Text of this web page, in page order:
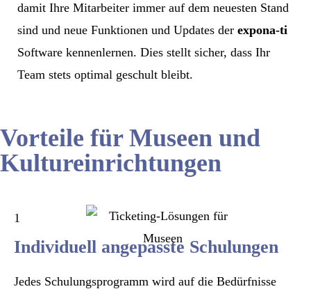
damit Ihre Mitarbeiter immer auf dem neuesten Stand
sind und neue Funktionen und Updates der expona-ti
Software kennenlernen. Dies stellt sicher, dass Ihr
Team stets optimal geschult bleibt.
Vorteile für Museen und
Kultur­einrichtungen
1
Individuell angepasste Schulungen
Jedes Schulungsprogramm wird auf die Bedürfnisse